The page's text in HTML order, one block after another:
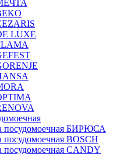
LUXE
БИРЮСА
BOSCH
CANDY